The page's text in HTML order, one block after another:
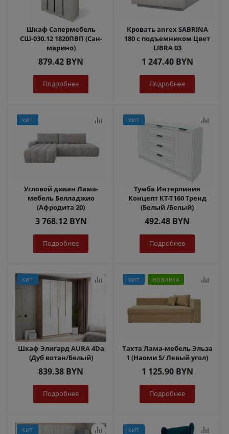
Шкаф Сапермебель
СШ-030.12 1820ПВП (Сан-
марино)
879.42 BYN
Подробнее
Кровать anrex SABRINA
180 с подъемником Цвет
LIBRA 03
1 247.40BYN
Подробнее
ХИТ
Угловой диван Лама-
мебель Белладжио
(Афродита 20)
3 768.12BYN
Подробнее
ХИТ
Тумба Интерлиния
Концепт КТ-Т160 Тренд
(Белый /Белый)
492.48 BYN
Подробнее
ХИТ
Шкаф Элигард AURA 4Dа
(Дуб вотан/Белый)
839.38 BYN
Подробнее
ХИТ НОВИНКА
Тахта Лама-мебель Эльза
1 (Наоми 5/ Левый угол)
1 125.90BYN
Подробнее
ХИТ ХИТ